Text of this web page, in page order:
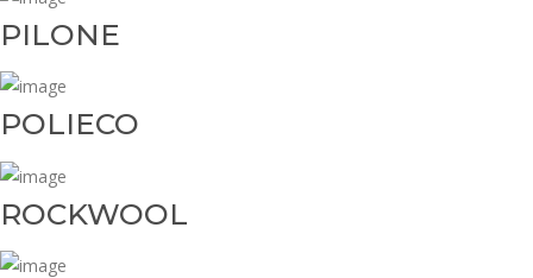
PILONE
POLIECO
ROCKWOOL